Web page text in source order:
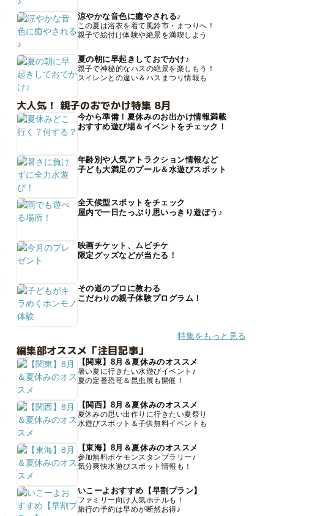
涼やかな音色に癒やされる♪
この夏は浴衣を着て風鈴市・まつりへ！
親子で絵付け体験や絶景を満喫しよう
夏の朝に早起きしておでかけ♪
親子で神秘的なハスの絶景を楽しもう！
スイレンとの違い＆ハスまつり情報も
大人気！ 親子のおでかけ特集 8月
今から準備！夏休みのお出かけ情報満載
おすすめ遊び場＆イベントをチェック！
年齢別や人気アトラクション情報など
子ども大満足のプール＆水遊びスポット
全天候型スポットをチェック
屋内で一日たっぷり思いっきり遊ぼう♪
映画チケット、ムビチケ
限定グッズなどが当たる！
その道のプロに教わる
こだわりの親子体験プログラム！
特集をもっと見る
編集部オススメ「注目記事」
【関東】8月＆夏休みのオススメ
暑い夏に行きたい水遊びイベント♪
夏の定番恐竜＆昆虫展も開催！
【関西】8月＆夏休みのオススメ
夏休みの思い出作りに行きたい夏祭り
水遊びスポット＆子供無料イベントも
【東海】8月＆夏休みのオススメ
参加無料ポケモンスタンプラリー♪
気分爽快水遊びスポット情報も！
いこーよおすすめ【早割プラン】
ファミリー向け人気ホテルも！
旅行の予約は早めが断然お得♪